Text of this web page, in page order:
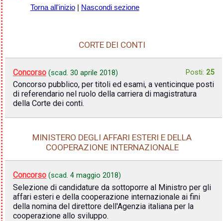
Torna all'inizio| Nascondi sezione
CORTE DEI CONTI
Concorso (scad. 30 aprile 2018) Posti: 25
Concorso pubblico, per titoli ed esami, a venticinque posti
di referendario nel ruolo della carriera di magistratura
della Corte dei conti.
MINISTERO DEGLI AFFARI ESTERI E DELLA
COOPERAZIONE INTERNAZIONALE
Concorso (scad. 4 maggio 2018)
Selezione di candidature da sottoporre al Ministro per gli
affari esteri e della cooperazione internazionale ai fini
della nomina del direttore dell'Agenzia italiana per la
cooperazione allo sviluppo.